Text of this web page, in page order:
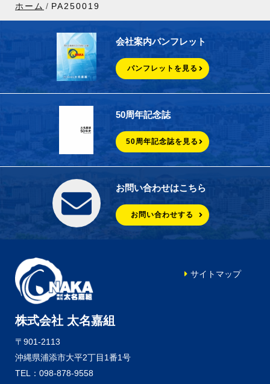
ホーム PA250019
会社案内パンフレット
パンフレットを見る
50周年記念誌
50周年記念誌を見る
お問い合わせはこちら
お問い合わせする
株式会社 太名嘉組
〒901-2113
沖縄県浦添市大平2丁目1番1号
TEL：098-878-9558
サイトマップ